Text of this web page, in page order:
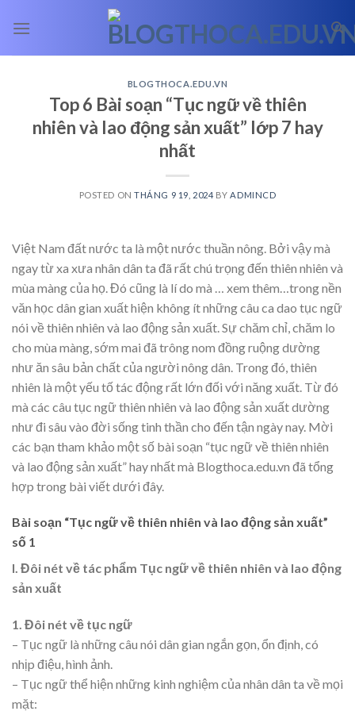
BLOGTHOCA.EDU.VN
Top 6 Bài soạn “Tục ngữ về thiên
nhiên và lao động sản xuất” lớp 7 hay
nhất
POSTED ONTHÁNG 9 19, 2024 BY ADMINCD
Việt Nam đất nước ta là một nước thuần nông. Bởi vậy mà
ngay từ xa xưa nhân dân ta đã rất chú trọng đến thiên nhiên và
mùa màng của họ. Đó cũng là lí do mà
… xem thêm… trong nền
văn học dân gian xuất hiện không ít những câu ca dao tục ngữ
nói về thiên nhiên và lao động sản xuất. Sự chăm chỉ, chăm lo
cho mùa màng, sớm mai đã trông nom đồng ruộng dường
như ăn sâu bản chất của người nông dân. Trong đó, thiên
nhiên là một yếu tố tác động rất lớn đối với năng xuất. Từ đó
mà các câu tục ngữ thiên nhiên và lao động sản xuất dường
như đi sâu vào đời sống tinh thần cho đến tận ngày nay. Mời
các bạn tham khảo một số bài soạn “tục ngữ về thiên nhiên
và lao động sản xuất” hay nhất mà Blogthoca.edu.vn đã tổng
hợp trong bài viết dưới đây.
Bài soạn “Tục ngữ về thiên nhiên và lao động sản xuất”
số 1
I. Đôi nét về tác phẩm Tục ngữ về thiên nhiên và lao động
sản xuất
1. Đôi nét về tục ngữ
– Tục ngữ là những câu nói dân gian ngắn gọn, ổn định, có
nhịp điệu, hình ảnh.
– Tục ngữ thể hiện những kinh nghiệm của nhân dân ta về mọi
mặt: